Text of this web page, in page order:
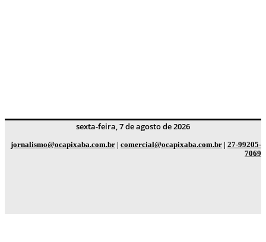
sexta-feira, 7 de agosto de 2026
jornalismo@ocapixaba.com.br | comercial@ocapixaba.com.br | 27-99205-
7069